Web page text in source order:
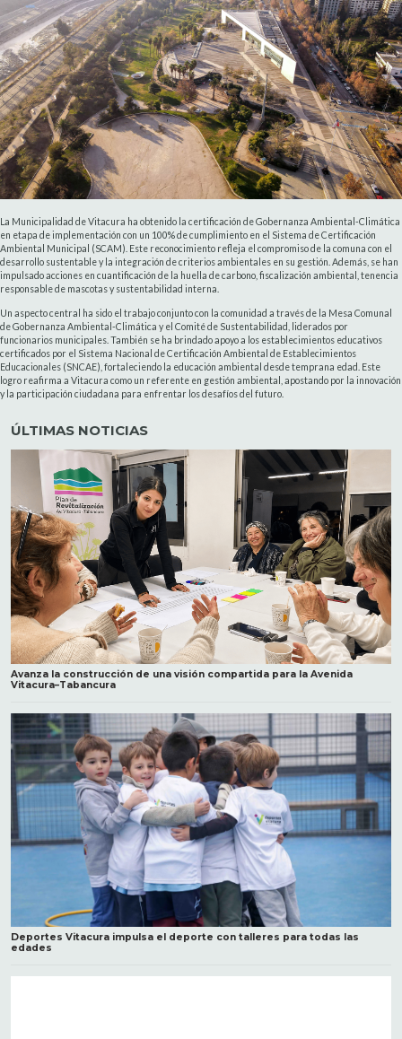
La Municipalidad de Vitacura ha obtenido la certificación de Gobernanza Ambiental-Climática
en etapa de implementación con un 100% de cumplimiento en el Sistema de Certificación
Ambiental Municipal (SCAM). Este reconocimiento refleja el compromiso de la comuna con el
desarrollo sustentable y la integración de criterios ambientales en su gestión. Además, se han
impulsado acciones en cuantificación de la huella de carbono, fiscalización ambiental, tenencia
responsable de mascotas y sustentabilidad interna.
Un aspecto central ha sido el trabajo conjunto con la comunidad a través de la Mesa Comunal
de Gobernanza Ambiental-Climática y el Comité de Sustentabilidad, liderados por
funcionarios municipales. También se ha brindado apoyo a los establecimientos educativos
certificados por el Sistema Nacional de Certificación Ambiental de Establecimientos
Educacionales (SNCAE), fortaleciendo la educación ambiental desde temprana edad. Este
logro reafirma a Vitacura como un referente en gestión ambiental, apostando por la innovación
y la participación ciudadana para enfrentar los desafíos del futuro.
ÚLTIMAS NOTICIAS
Avanza la construcción de una visión compartida para la Avenida
Vitacura–Tabancura
Deportes Vitacura impulsa el deporte con talleres para todas las
edades